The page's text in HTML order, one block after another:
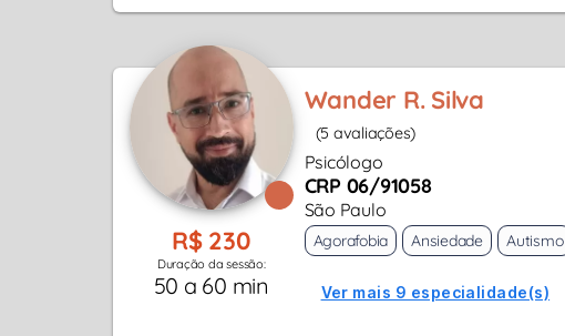
Wander R. Silva
(5 avaliações)
Psicólogo
CRP 06/91058
São Paulo
R$ 230
Duração da sessão:
50 a 60 min
Agorafobia Ansiedade Autismo
Ver mais 9 especialidade(s)